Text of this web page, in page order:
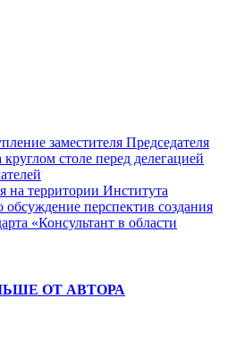
заместителя Председателя
столе перед делегацией
на территории Института
перспектив создания
«Консультант в области
ОТ АВТОРА